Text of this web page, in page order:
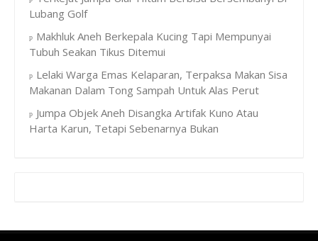
Lubang Golf
Makhluk Aneh Berkepala Kucing Tapi Mempunyai
Tubuh Seakan Tikus Ditemui
Lelaki Warga Emas Kelaparan, Terpaksa Makan Sisa
Makanan Dalam Tong Sampah Untuk Alas Perut
Jumpa Objek Aneh Disangka Artifak Kuno Atau
Harta Karun, Tetapi Sebenarnya Bukan